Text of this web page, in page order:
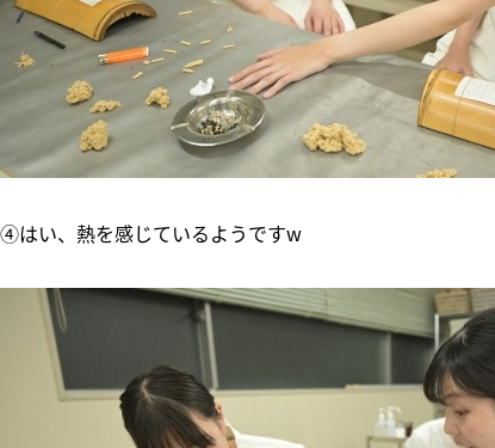
④はい、熱を感じているようですw